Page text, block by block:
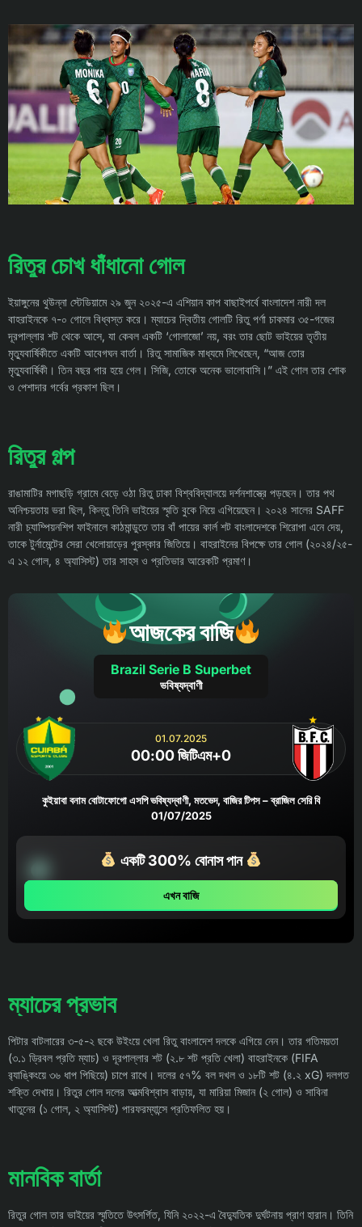
রিতুর চোখ ধাঁধানো গোল
ইয়াঙ্গুনের থুউন্না স্টেডিয়ামে ২৯ জুন ২০২৫-এ এশিয়ান কাপ বাছাইপর্বে বাংলাদেশ নারী দল
বাহরাইনকে ৭-০ গোলে বিধ্বস্ত করে। ম্যাচের দ্বিতীয় গোলটি রিতু পর্ণা চাকমার ৩৫-গজের
দূরপাল্লার শট থেকে আসে, যা কেবল একটি ‘গোলাজো’ নয়, বরং তার ছোট ভাইয়ের তৃতীয়
মৃত্যুবার্ষিকীতে একটি আবেগঘন বার্তা। রিতু সামাজিক মাধ্যমে লিখেছেন, “আজ তোর
মৃত্যুবার্ষিকী। তিন বছর পার হয়ে গেল। সিজি, তোকে অনেক ভালোবাসি।” এই গোল তার শোক
ও পেশাদার গর্বের প্রকাশ ছিল।
রিতুর গল্প
রাঙামাটির মগাছড়ি গ্রামে বেড়ে ওঠা রিতু ঢাকা বিশ্ববিদ্যালয়ে দর্শনশাস্ত্রে পড়ছেন। তার পথ
অনিশ্চয়তায় ভরা ছিল, কিন্তু তিনি ভাইয়ের স্মৃতি বুকে নিয়ে এগিয়েছেন। ২০২৪ সালের SAFF
নারী চ্যাম্পিয়নশিপ ফাইনালে কাঠমান্ডুতে তার বাঁ পায়ের কার্ল শট বাংলাদেশকে শিরোপা এনে দেয়,
তাকে টুর্নামেন্টের সেরা খেলোয়াড়ের পুরস্কার জিতিয়ে। বাহরাইনের বিপক্ষে তার গোল (২০২৪/২৫-
এ ১২ গোল, ৪ অ্যাসিস্ট) তার সাহস ও প্রতিভার আরেকটি প্রমাণ।
আজকের বাজি
Brazil Serie B Superbet
ভবিষ্যদ্বাণী
01.07.2025
00:00 জিটিএম+0
কুইয়াবা বনাম বোটাফোগো এসপি ভবিষ্যদ্বাণী, মতভেদ, বাজির টিপস – ব্রাজিল সেরি বি
01/07/2025
একটি 300% বোনাস পান
এখন বাজি
ম্যাচের প্রভাব
পিটার বাটলারের ৩-৫-২ ছকে উইংয়ে খেলা রিতু বাংলাদেশ দলকে এগিয়ে নেন। তার গতিময়তা
(৩.১ ড্রিবল প্রতি ম্যাচ) ও দূরপাল্লার শট (২.৮ শট প্রতি খেলা) বাহরাইনকে (FIFA
র‌্যাঙ্কিংয়ে ৩৬ ধাপ পিছিয়ে) চাপে রাখে। দলের ৫৭% বল দখল ও ১৮টি শট (৪.২ xG) দলগত
শক্তি দেখায়। রিতুর গোল দলের আত্মবিশ্বাস বাড়ায়, যা মারিয়া মিজান (২ গোল) ও সাবিনা
খাতুনের (১ গোল, ২ অ্যাসিস্ট) পারফরম্যান্সে প্রতিফলিত হয়।
মানবিক বার্তা
রিতুর গোল তার ভাইয়ের স্মৃতিতে উৎসর্গিত, যিনি ২০২২-এ বৈদ্যুতিক দুর্ঘটনায় প্রাণ হারান। তিনি